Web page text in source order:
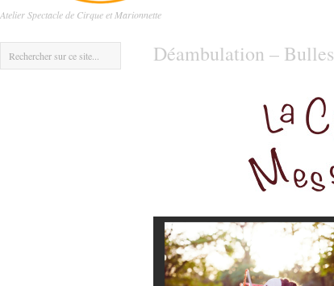
Atelier Spectacle de Cirque et Marionnette
Déambulation – Bulles